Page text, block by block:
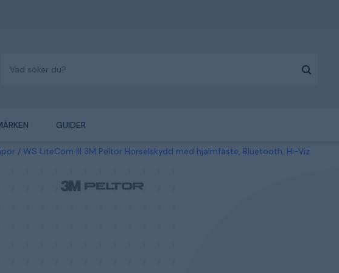
GUIDER
WS LiteCom III 3M Peltor Hörselskydd med hjälmfäste, Bluetooth, Hi-Viz